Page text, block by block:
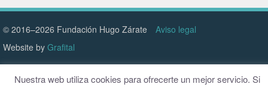
VOLODIMIR ZELENSKY (1)
© 2016–2026 Fundación Hugo Zárate
Aviso legal
Website by Grafital
Nuestra web utiliza cookies para ofrecerte un mejor servicio. Si